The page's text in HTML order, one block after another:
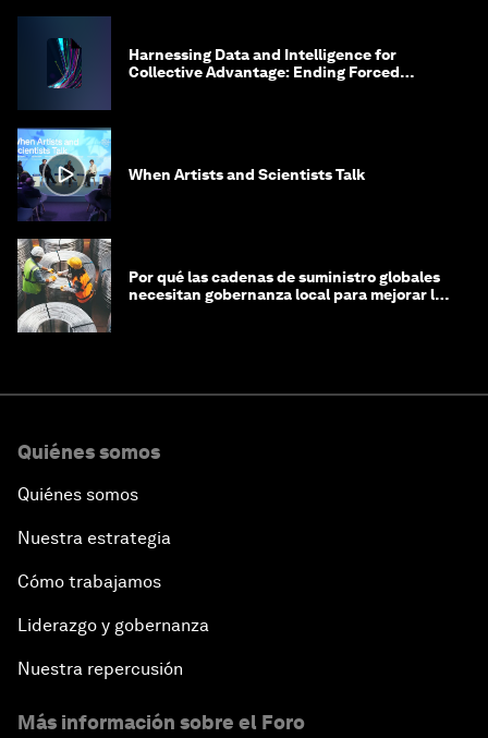
Harnessing Data and Intelligence for
Collective Advantage: Ending Forced
When Artists and Scientists Talk
Por qué las cadenas de suministro globales
necesitan gobernanza local para mejorar los
Quiénes somos
Quiénes somos
Nuestra estrategia
Cómo trabajamos
Liderazgo y gobernanza
Nuestra repercusión
Más información sobre el Foro